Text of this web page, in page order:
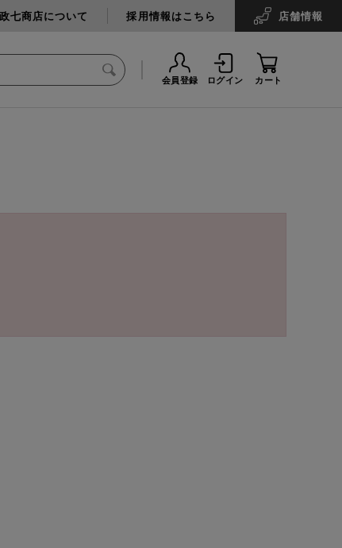
七商店について 採用情報はこちら 店舗情報
会員登録 ログイン カート